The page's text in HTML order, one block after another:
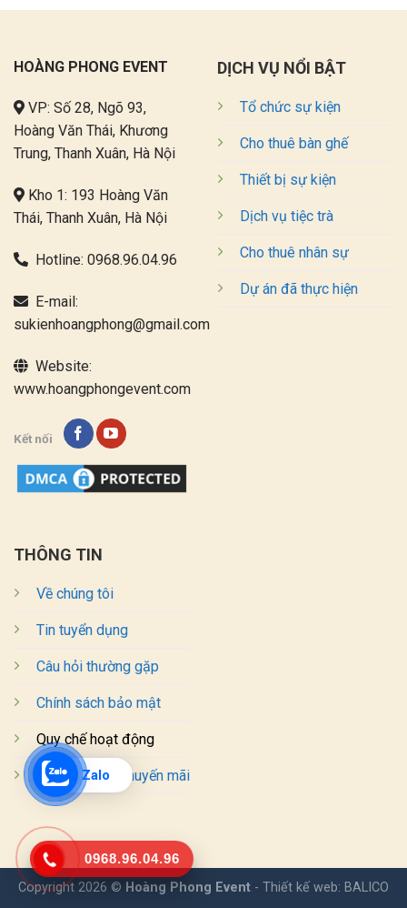
HOÀNG PHONG EVENT
VP: Số 28, Ngõ 93,
Hoàng Văn Thái, Khương
Trung, Thanh Xuân, Hà Nội
Kho 1: 193 Hoàng Văn
Thái, Thanh Xuân, Hà Nội
Hotline: 0968.96.04.96
E-mail:
sukienhoangphong@gmail.com
Website:
www.hoangphongevent.com
Kết nối
DỊCH VỤ NỔI BẬT
Tổ chức sự kiện
Cho thuê bàn ghế
Thiết bị sự kiện
Dịch vụ tiệc trà
Cho thuê nhân sự
Dự án đã thực hiện
THÔNG TIN
Về chúng tôi
Tin tuyển dụng
Câu hỏi thường gặp
Chính sách bảo mật
Quy chế hoạt động
Chương trình khuyến mãi
Copyright 2026 © Hoàng Phong Event - Thiết kế web: BALICO
Zalo
0968.96.04.96